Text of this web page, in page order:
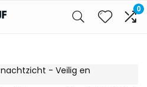
0
- Veilig en